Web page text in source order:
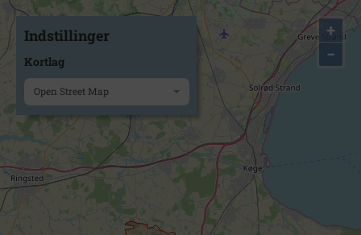
+
−
Indstillinger
Kortlag
Open Street Map